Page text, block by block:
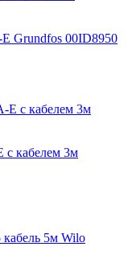
Grundfos 00ID8950
с кабелем 3м